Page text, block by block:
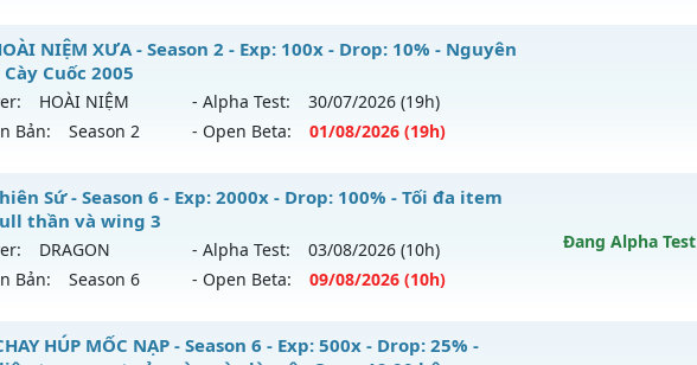
loại: Mu Custom thêm đồ mới
Anti
SS6 - HOÀI NIỆM-SĂN BOSS-VUI VẺ
mới ra tháng 08 2026 - Mở máy chủLORENCIA vào 19h ngày 08/08/2626
99x - Drop: 20%
loại: Mu Nguyên bản Webzen
OK
NIỆM XƯA - Season 2 - Exp: 100x - Drop: 10% - Nguyên
Cuốc 2005
HOÀI NIỆM - Alpha Test: 30/07/2026 (19h)
Bản:
Season 2 - Open Beta: 01/08/2026 (19h)
HOÀI NIỆM XƯA - Nguyên Thủy Cày Cuốc 2005
mới ra tháng 08 2026 - Mở máy chủHOÀI NIỆM vào 19h ngày 01/08/2626
100x - Drop: 10%
Sứ - Season 6 - Exp: 2000x - Drop: 100% - Tối đa item
thần và wing 3
DRAGON - Alpha Test: 03/08/2026 (10h)
Bản:
Season 6 - Open Beta: 09/08/2026 (10h)
Đang Alpha Test
Thiên Sứ - Tối đa item 380 full thần và wing 3
HÚP MỐC NẠP - Season 6 - Exp: 500x - Drop: 25% -